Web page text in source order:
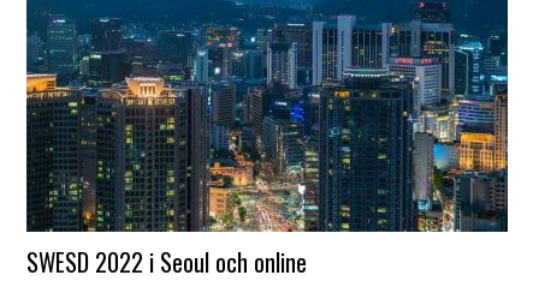
SWESD 2022 i Seoul och online